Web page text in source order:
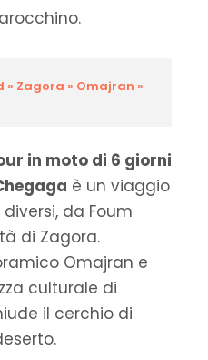
» Zagora » Omajran »
in moto di 6 giorni
è un viaggio
da Foum
di Zagora.
Omajran e
culturale di
il cerchio di